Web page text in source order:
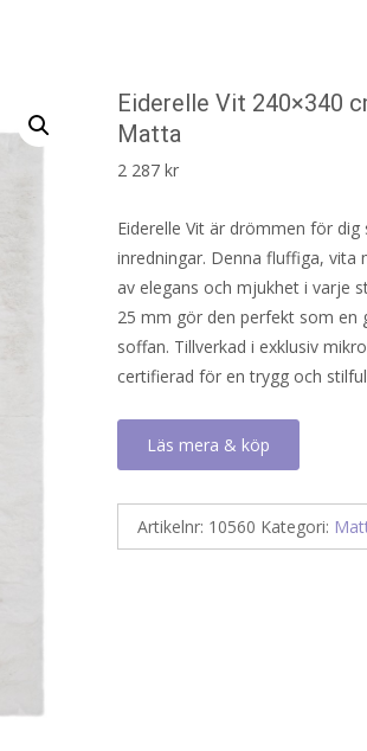
Eiderelle Vit 240×340
Matta
2 287kr
Eiderelle Vit är drömmen för
inredningar. Denna fluffiga, vita
av elegans och mjukhet i varje
25 mm gör den perfekt som en
soffan. Tillverkad i exklusiv
certifierad för en trygg och
Läs mera & köp
Artikelnr: 10560 Kategori: